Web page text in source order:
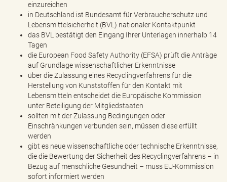
einzureichen
in Deutschland ist Bundesamt für Verbraucherschutz und
Lebensmittelsicherheit (BVL) nationaler Kontaktpunkt
das BVL bestätigt den Eingang Ihrer Unterlagen innerhalb 14
Tagen
die European Food Safety Authority (EFSA) prüft die Anträge
auf Grundlage wissenschaftlicher Erkenntnisse
über die Zulassung eines Recyclingverfahrens für die
Herstellung von Kunststoffen für den Kontakt mit
Lebensmitteln entscheidet die Europäische Kommission
unter Beteiligung der Mitgliedstaaten
sollten mit der Zulassung Bedingungen oder
Einschränkungen verbunden sein, müssen diese erfüllt
werden
gibt es neue wissenschaftliche oder technische Erkenntnisse,
die die Bewertung der Sicherheit des Recyclingverfahrens – in
Bezug auf menschliche Gesundheit – muss EU-Kommission
sofort informiert werden